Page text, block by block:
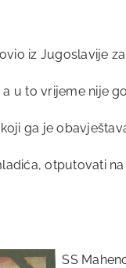
iz Jugoslavije
u to vrijeme nije
ga je
otputovati
SS